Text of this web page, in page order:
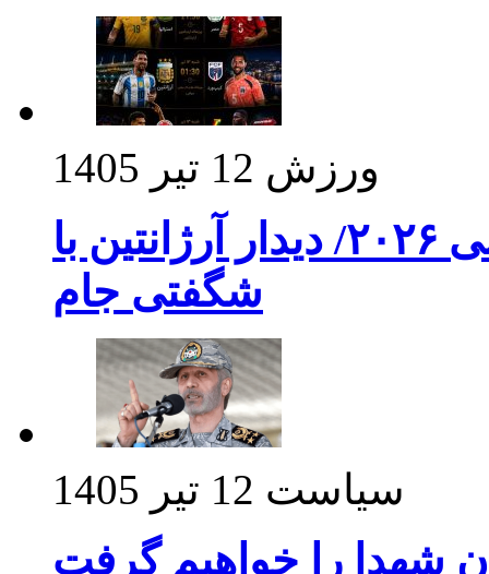
ورزش 12 تیر 1405
برنامه بازی های امشب جام جهانی ۲۰۲۶/ دیدار آرژانتین با
شگفتی جام
سیاست 12 تیر 1405
شهدا را خواهیم گرفت